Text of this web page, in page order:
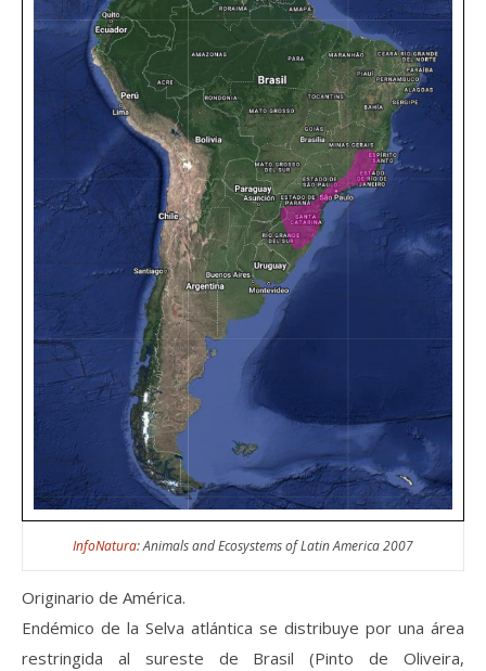
InfoNatura: Animals and Ecosystems of Latin America 2007
Originario de América.
Endémico de la Selva atlántica se distribuye por una área
restringida al sureste de Brasil (Pinto de Oliveira,